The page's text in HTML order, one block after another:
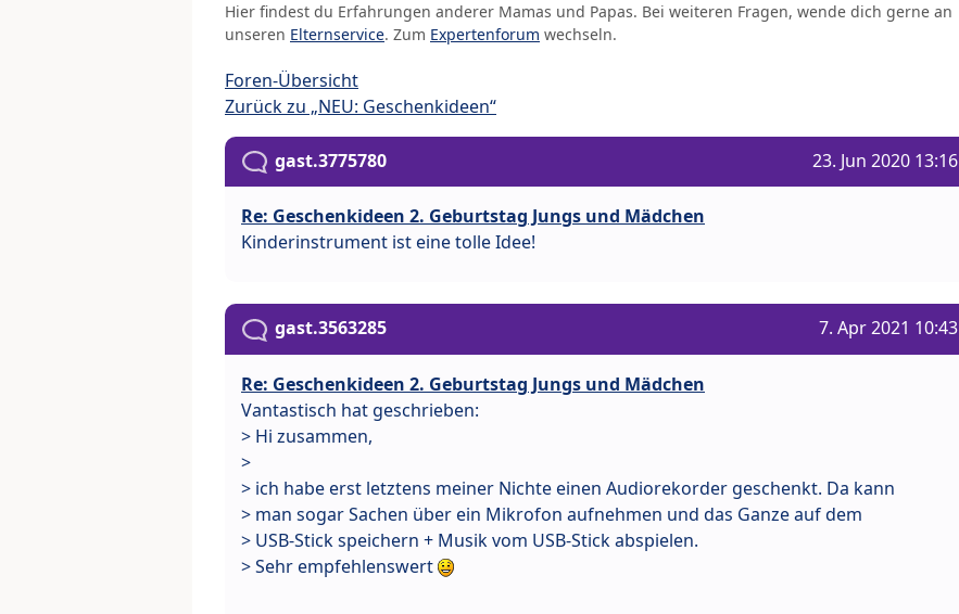
Hier findest du Erfahrungen anderer Mamas und Papas. Bei weiteren Fragen, wende dich gerne an
unseren Elternservice. Zum Expertenforum wechseln.
Foren-Übersicht
Zurück zu „NEU: Geschenkideen“
gast.3775780 23. Jun 2020 13:16
Re: Geschenkideen 2. Geburtstag Jungs und Mädchen
Kinderinstrument ist eine tolle Idee!
gast.3563285 7. Apr 2021 10:43
Re: Geschenkideen 2. Geburtstag Jungs und Mädchen
Vantastisch hat geschrieben:
> Hi zusammen,
>
> ich habe erst letztens meiner Nichte einen Audiorekorder geschenkt. Da kann
> man sogar Sachen über ein Mikrofon aufnehmen und das Ganze auf dem
> USB-Stick speichern + Musik vom USB-Stick abspielen.
> Sehr empfehlenswert